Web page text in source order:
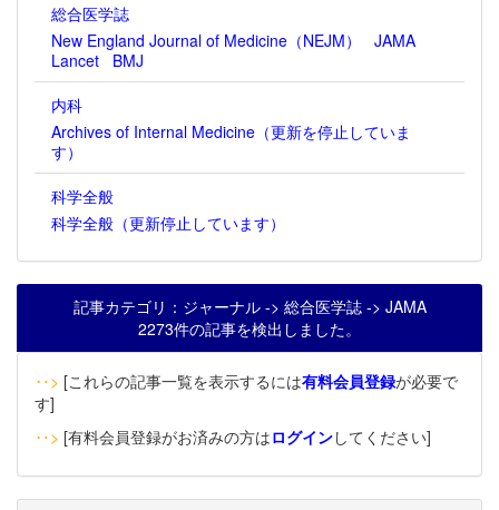
総合医学誌
New England Journal of Medicine（NEJM）
JAMA
Lancet
BMJ
内科
Archives of Internal Medicine（更新を停止していま
す）
科学全般
科学全般（更新停止しています）
記事カテゴリ：ジャーナル -> 総合医学誌 -> JAMA
2273件の記事を検出しました。
‥> [これらの記事一覧を表示するには有料会員登録が必要で
す]
‥> [有料会員登録がお済みの方はログインしてください]